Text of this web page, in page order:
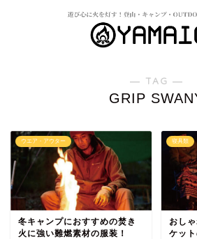
― TAG ―
GRIP
ウエア・アウター
冬キャンプにおすすめの焚き
火に強い難燃素材の服装！
寝具類
おし
ケッ